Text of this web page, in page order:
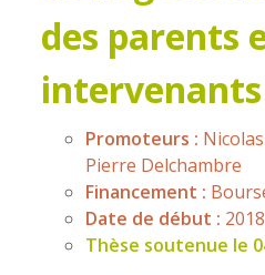
des parents
Promoteurs :
Pierre Delchambre
Financement :
Date de début : 2018
Thèse soutenue le